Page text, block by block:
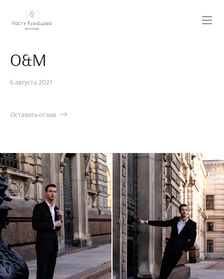
O&M
6 августа 2021
Оставить отзыв